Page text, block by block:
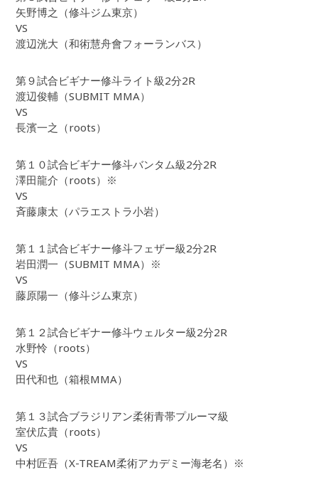
矢野博之（修斗ジム東京）
VS
渡辺洸大（和術慧舟會フォーランバス）
第９試合ビギナー修斗ライト級2分2R
渡辺俊輔（SUBMIT MMA）
VS
長濱一之（roots）
第１０試合ビギナー修斗バンタム級2分2R
澤田龍介（roots）※
VS
斉藤康太（パラエストラ小岩）
第１１試合ビギナー修斗フェザー級2分2R
岩田潤一（SUBMIT MMA）※
VS
藤原陽一（修斗ジム東京）
第１２試合ビギナー修斗ウェルター級2分2R
水野怜（roots）
VS
田代和也（箱根MMA）
第１３試合ブラジリアン柔術青帯プルーマ級
室伏広貴（roots）
VS
中村匠吾（X-TREAM柔術アカデミー海老名）※